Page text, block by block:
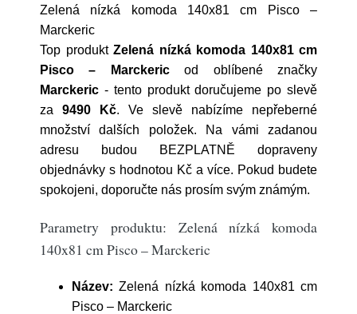
Zelená nízká komoda 140x81 cm Pisco –
Marckeric
Top produkt Zelená nízká komoda 140x81 cm
Pisco – Marckericod oblíbené značky
Marckeric - tento produkt doručujeme po slevě
za 9490 Kč. Ve slevě nabízíme nepřeberné
množství dalších položek. Na vámi zadanou
adresu budou BEZPLATNĚ dopraveny
objednávky s hodnotou Kč a více. Pokud budete
spokojeni, doporučte nás prosím svým známým.
Parametry produktu: Zelená nízká komoda
140x81 cm Pisco – Marckeric
Název: Zelená nízká komoda 140x81 cm
Pisco – Marckeric